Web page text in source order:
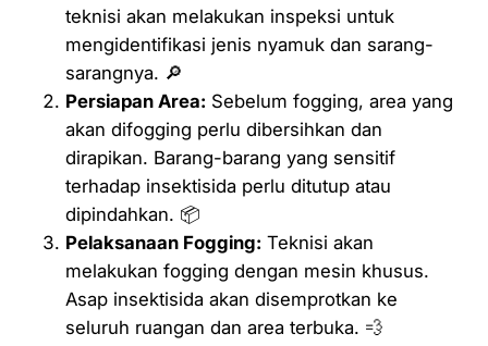
teknisi akan melakukan inspeksi untuk
mengidentifikasi jenis nyamuk dan sarang-
sarangnya. 🔎
Persiapan Area: Sebelum fogging, area yang
akan difogging perlu dibersihkan dan
dirapikan. Barang-barang yang sensitif
terhadap insektisida perlu ditutup atau
dipindahkan. 📦
Pelaksanaan Fogging: Teknisi akan
melakukan fogging dengan mesin khusus.
Asap insektisida akan disemprotkan ke
seluruh ruangan dan area terbuka. 💨